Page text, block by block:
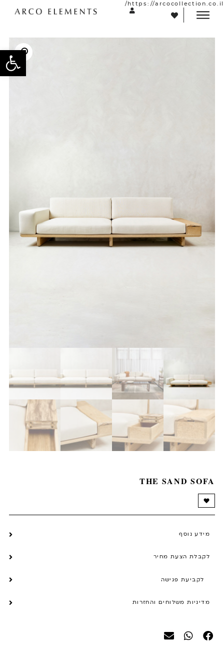
https://arcocollection.co.il/
THE SAND SOFA
מידע נוסף
לקבלת הצעת מחיר
לקביעת פגישה
מדיניות משלוחים והחזרות